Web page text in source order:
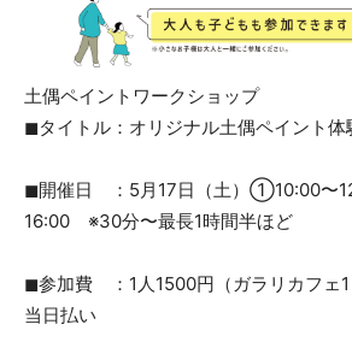
土偶ペイントワークショップ
◼︎タイトル：オリジナル土偶ペイント体
◼︎開催日 ：5月17日（土）①10:00〜
16:00 ※30分〜最長1時間半ほど
◼︎参加費 ：1人1500円（ガラリカフェ
当日払い